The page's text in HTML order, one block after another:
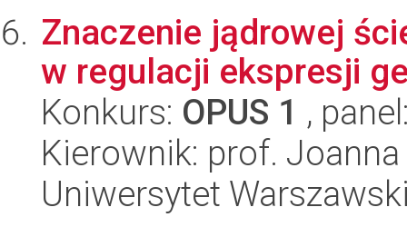
Znaczenie jądrowej
w regulacji ekspresji
Konkurs: OPUS 1 ,
Kierownik: prof.
Uniwersytet